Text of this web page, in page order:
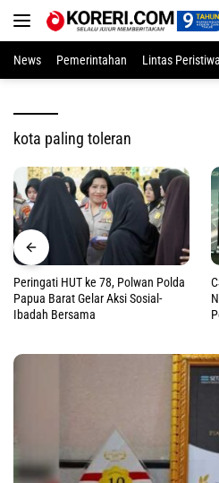
News
Pemerintahan Lintas Peristiwa
kota paling toleran
Peringati HUT ke 78, Polwan Polda
Papua Barat Gelar Aksi Sosial-
Ibadah Bersama